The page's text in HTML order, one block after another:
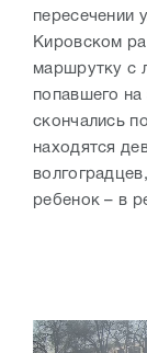
пересечении
Кировском
маршрутку с
попавшего
скончались
находятся
ребенок – в